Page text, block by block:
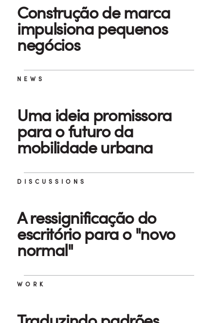
Construção de marca
impulsiona pequenos
negócios
NEWS
Uma ideia promissora
para o futuro da
mobilidade urbana
DISCUSSIONS
A ressignificação do
escritório para o "novo
normal"
WORK